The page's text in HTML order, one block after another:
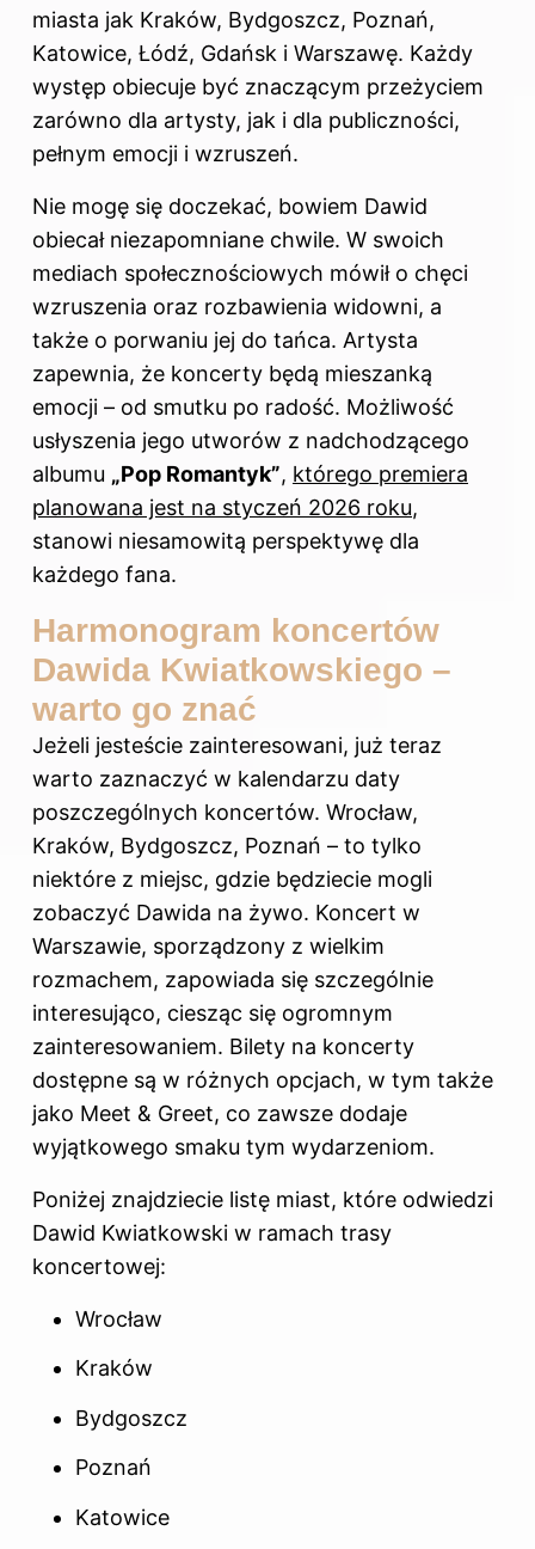
miasta jak Kraków, Bydgoszcz, Poznań,
Katowice, Łódź, Gdańsk i Warszawę. Każdy
występ obiecuje być znaczącym przeżyciem
zarówno dla artysty, jak i dla publiczności,
pełnym emocji i wzruszeń.
Nie mogę się doczekać, bowiem Dawid
obiecał niezapomniane chwile. W swoich
mediach społecznościowych mówił o chęci
wzruszenia oraz rozbawienia widowni, a
także o porwaniu jej do tańca. Artysta
zapewnia, że koncerty będą mieszanką
emocji – od smutku po radość. Możliwość
usłyszenia jego utworów z nadchodzącego
albumu „Pop Romantyk”, którego premiera
planowana jest na styczeń 2026 roku,
stanowi niesamowitą perspektywę dla
każdego fana.
Harmonogram koncertów
Dawida Kwiatkowskiego –
warto go znać
Jeżeli jesteście zainteresowani, już teraz
warto zaznaczyć w kalendarzu daty
poszczególnych koncertów. Wrocław,
Kraków, Bydgoszcz, Poznań – to tylko
niektóre z miejsc, gdzie będziecie mogli
zobaczyć Dawida na żywo. Koncert w
Warszawie, sporządzony z wielkim
rozmachem, zapowiada się szczególnie
interesująco, ciesząc się ogromnym
zainteresowaniem. Bilety na koncerty
dostępne są w różnych opcjach, w tym także
jako Meet & Greet, co zawsze dodaje
wyjątkowego smaku tym wydarzeniom.
Poniżej znajdziecie listę miast, które odwiedzi
Dawid Kwiatkowski w ramach trasy
koncertowej:
Wrocław
Kraków
Bydgoszcz
Poznań
Katowice